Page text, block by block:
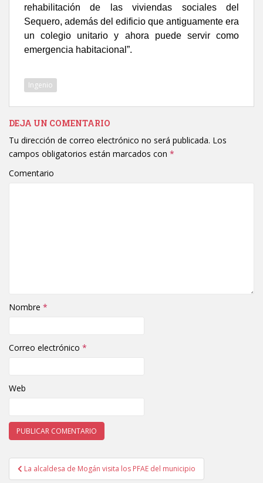
rehabilitación de las viviendas sociales del
Sequero, además del edificio que antiguamente era
un colegio unitario y ahora puede servir como
emergencia habitacional”.
Ingenio
DEJA UN COMENTARIO
Tu dirección de correo electrónico no será publicada. Los
campos obligatorios están marcados con *
Comentario
Nombre *
Correo electrónico *
Web
Navegación de entradas
La alcaldesa de Mogán visita los PFAE del municipio